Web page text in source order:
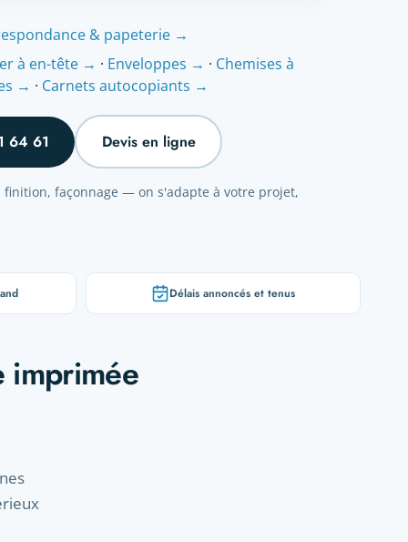
& papeterie →
à en-tête → · Enveloppes → · Chemises à
→ · Carnets autocopiants →
64 61 Devis en ligne
façonnage — on s'adapte à votre projet,
Délais annoncés et tenus
imprimée